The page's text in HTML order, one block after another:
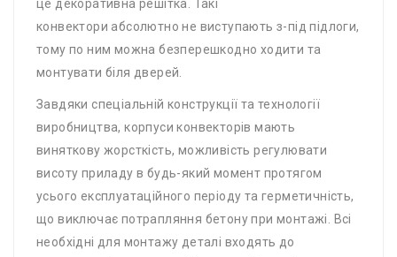
це декоративна решітка. Такі
конвектори абсолютно не виступають з-під підлоги,
тому по ним можна безперешкодно ходити та
монтувати біля дверей.
Завдяки спеціальній конструкції та технології
виробництва, корпуси конвекторів мають
виняткову жорсткість, можливість регулювати
висоту приладу в будь-який момент протягом
усього експлуатаційного періоду та герметичність,
що виключає потрапляння бетону при монтажі. Всі
необхідні для монтажу деталі входять до